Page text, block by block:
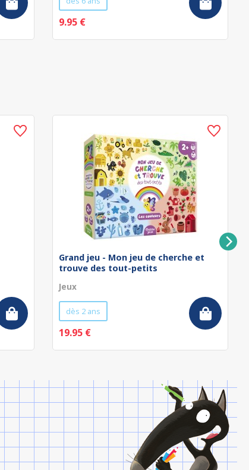
9.95 €
Grand jeu - Mon jeu de cherche et
trouve des tout-petits
Jeux
dès 2 ans
19.95 €